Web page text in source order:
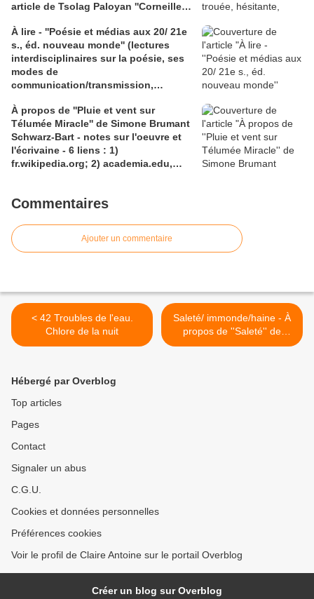
article de Tsolag Paloyan ''Corneille
commun au mème''
À lire - ''Poésie et médias aux 20/ 21e
s., éd. nouveau monde'' (lectures
interdisciplinaires sur la poésie, ses
modes de
communication/transmission,
Reverseau, Nadja Cohen, Anneliese
Depoux). Lien Fabula.org pour
présentation du livre (nov-déc 2012)
par Florian Mahot Boudias
À propos de ''Pluie et vent sur
Télumée Miracle'' de Simone Brumant
Schwarz-Bart - notes sur l'oeuvre et
l'écrivaine - 6 liens : 1)
fr.wikipedia.org; 2) academia.edu,
''Hommage au cycle antillais de
l'oeuvre au bac pa Fanny Margras; 4)
claireantoine.com, bio d'A. Schwarz-
Commentaires
Ajouter un commentaire
< 42 Troubles de l'eau.
Chlore de la nuit
Saleté/ immonde/haine - À
propos de ''Saleté'' de
Robert Schneider, mis en
Hébergé par Overblog
Top articles
Pages
Contact
Signaler un abus
C.G.U.
Cookies et données personnelles
Préférences cookies
Voir le profil de Claire Antoine sur le portail Overblog
Créer un blog sur Overblog